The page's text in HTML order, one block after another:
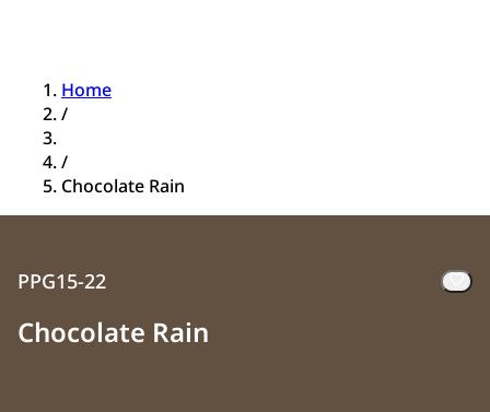
Home
/
/
Chocolate Rain
PPG15-22
Chocolate Rain